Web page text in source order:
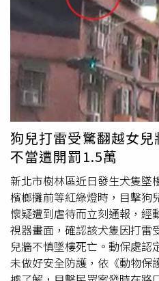
狗兒打雷受驚翻越女
不當遭開罰1.5萬
新北市樹林區近日發生犬隻墜
檳榔攤前等紅綠燈時，目擊狗
懷疑遭到虐待而立刻通報，經
視器畫面，確認該犬隻因打雷
兒牆不慎墜樓死亡。動保處認
未做好安全防護，依《動物保